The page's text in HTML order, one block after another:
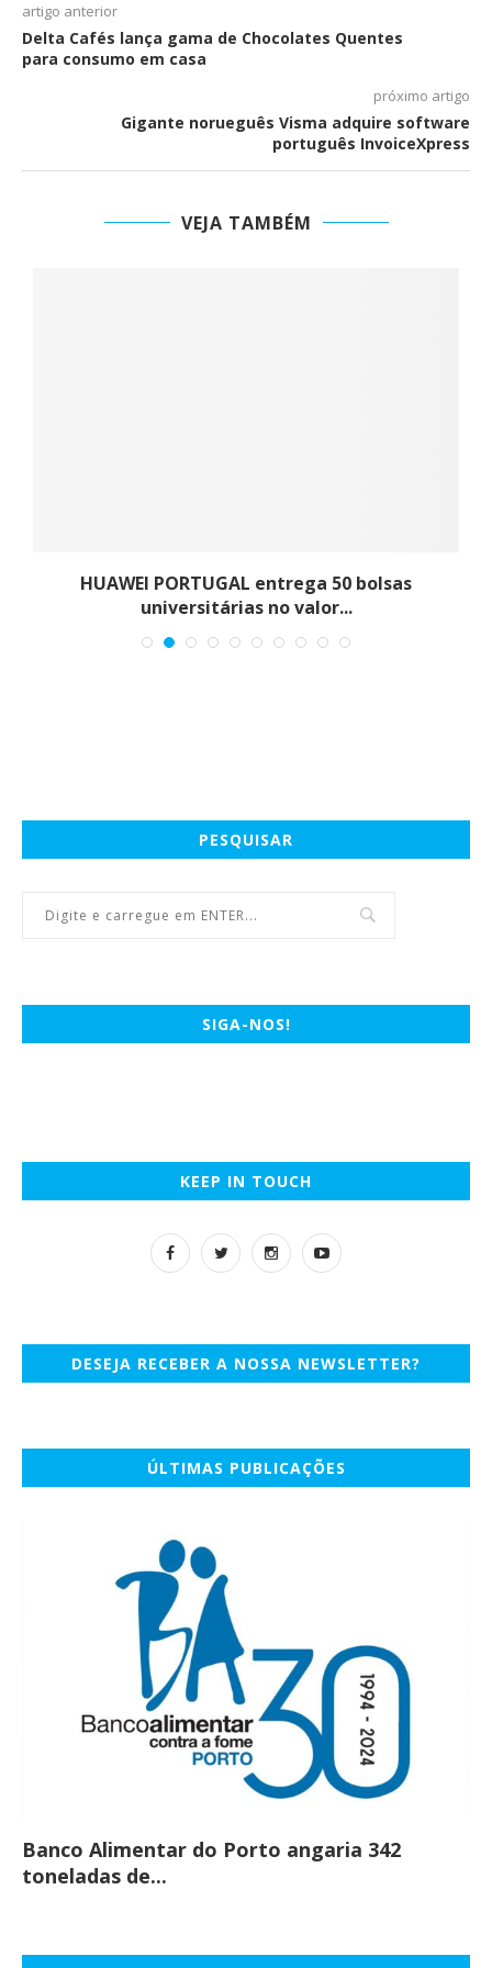
artigo anterior
Delta Cafés lança gama de Chocolates Quentes
para consumo em casa
próximo artigo
Gigante norueguês Visma adquire software
português InvoiceXpress
VEJA TAMBÉM
HUAWEI PORTUGAL entrega 50 bolsas
universitárias no valor...
PESQUISAR
SIGA-NOS!
KEEP IN TOUCH
DESEJA RECEBER A NOSSA NEWSLETTER?
ÚLTIMAS PUBLICAÇÕES
Banco Alimentar do Porto angaria 342
toneladas de...